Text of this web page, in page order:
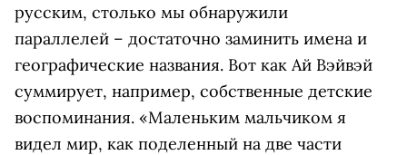
русским, столько мы обнаружили
параллелей – достаточно заминить имена и
географические названия. Вот как Ай Вэйвэй
суммирует, например, собственные детские
воспоминания. «Маленьким мальчиком я
видел мир, как поделенный на две части